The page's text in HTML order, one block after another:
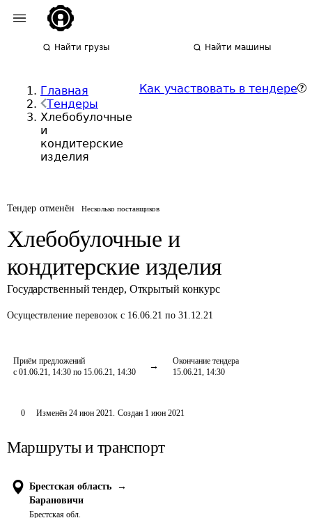
Найти грузы Найти машины
Главная
Тендеры
Хлебобулочные
и
кондитерские
изделия
Как участвовать в тендере
Тендер отменён Несколько поставщиков
Хлебобулочные и
кондитерские изделия
Государственный тендер, Открытый конкурс
Осуществление перевозок с 16.06.21 по 31.12.21
Приём предложений
с 01.06.21, 14:30 по 15.06.21, 14:30
Окончание тендера
15.06.21, 14:30
0 Изменён 24 июн 2021. Создан 1 июн 2021
Маршруты и транспорт
Брестская область
→
Барановичи
Брестская обл.